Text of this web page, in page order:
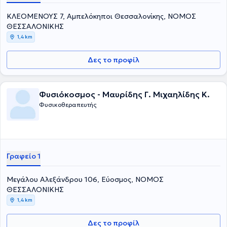
ΚΛΕΟΜΕΝΟΥΣ 7, Αμπελόκηποι Θεσσαλονίκης, ΝΟΜΟΣ
ΘΕΣΣΑΛΟΝΙΚΗΣ
1,4 km
Δες το προφίλ
Φυσιόκοσμος - Μαυρίδης Γ. Μιχαηλίδης Κ.
Φυσικοθεραπευτής
Γραφείο 1
Μεγάλου Αλεξάνδρου 106, Εύοσμος, ΝΟΜΟΣ
ΘΕΣΣΑΛΟΝΙΚΗΣ
1,4 km
Δες το προφίλ